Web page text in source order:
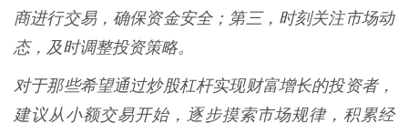
商进行交易，确保资金安全；第三，时刻关注市场动
态，及时调整投资策略。
对于那些希望通过炒股杠杆实现财富增长的投资者，
建议从小额交易开始，逐步摸索市场规律，积累经